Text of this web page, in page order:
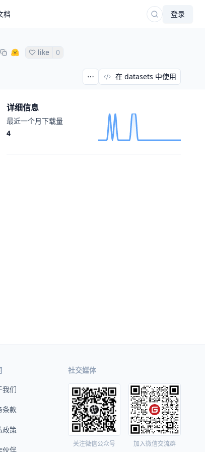
档 登录
like 0
在 datasets 中使用
详细信息
最近一个月下载量
4
我们
条款
政策
伙伴
社交媒体
关注微信公众号 加入微信交流群